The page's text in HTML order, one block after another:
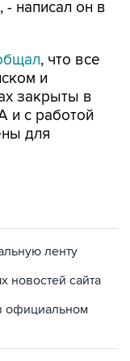
написал он в
, что все
и
закрыты в
и с работой
для
ленту
новостей сайта
официальном